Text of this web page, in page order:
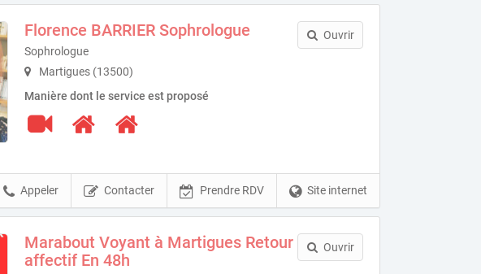
Florence BARRIER Sophrologue
Sophrologue
Martigues (13500)
Manière dont le service est proposé
Ouvrir
Site internet
Prendre RDV
Contacter
Appeler
Marabout Voyant à Martigues Retour
affectif En 48h
Ouvrir